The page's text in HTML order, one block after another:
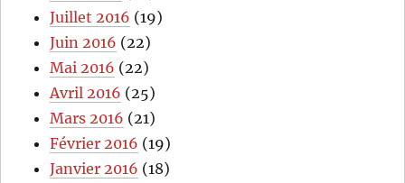
Juillet 2016 (19)
Juin 2016 (22)
Mai 2016 (22)
Avril 2016 (25)
Mars 2016 (21)
Février 2016 (19)
Janvier 2016 (18)